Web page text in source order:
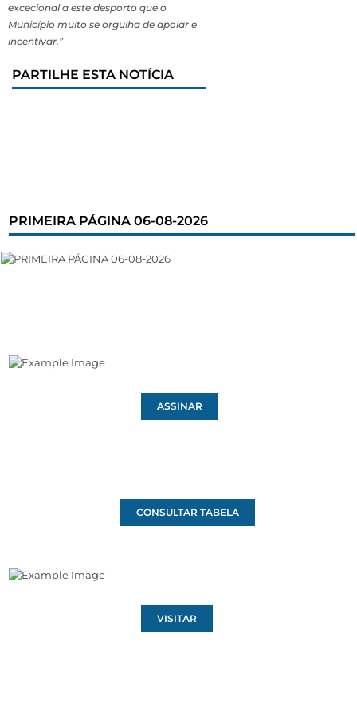
excecional a este desporto que o
Município muito se orgulha de apoiar e
incentivar.”
PARTILHE ESTA NOTÍCIA
PRIMEIRA PÁGINA 06-08-2026
ASSINAR
CONSULTAR TABELA
VISITAR